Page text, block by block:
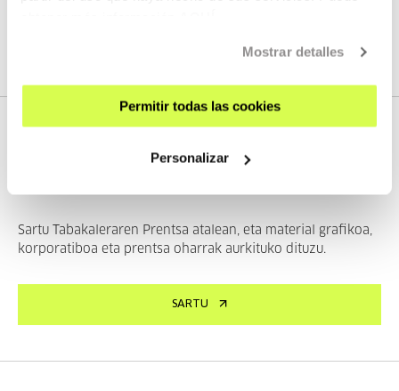
Mostrar detalles
Permitir todas las cookies
Personalizar
Sartu Tabakaleraren Prentsa atalean, eta material grafikoa,
korporatiboa eta prentsa oharrak aurkituko dituzu.
SARTU